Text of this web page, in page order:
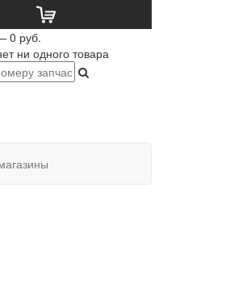
0 руб.
ни одного товара